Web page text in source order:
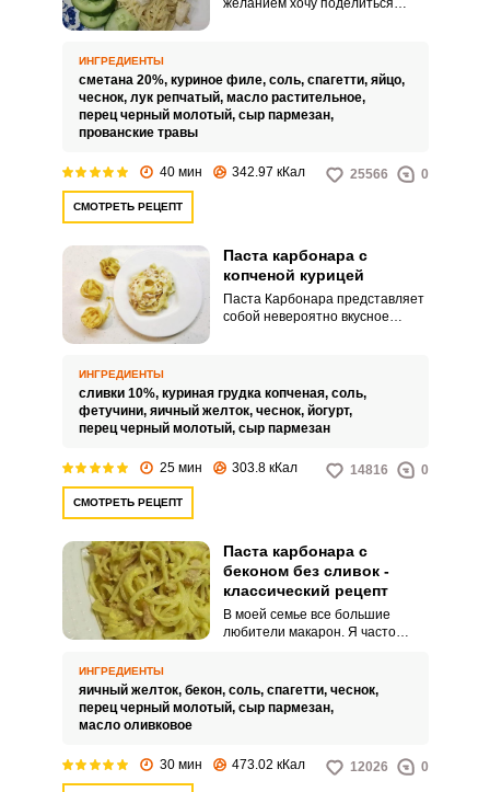
желанием хочу поделиться
абсолютно всем, замечательно
украсит любой праздничный
стол или семейное торжество.
ИНГРЕДИЕНТЫ
сметана 20%, куриное филе, соль, спагетти, яйцо,
чеснок, лук репчатый, масло растительное,
перец черный молотый, сыр пармезан,
прованские травы
40 мин 342.97 кКал 25566 0
СМОТРЕТЬ РЕЦЕПТ
Паста карбонара с
копченой курицей
Паста Карбонара представляет
собой невероятно вкусное
семейный обед. Я предлагаю
приготовить сегодня пасту
Карбонара с копченой курицей.
ИНГРЕДИЕНТЫ
сливки 10%, куриная грудка копченая, соль,
фетучини, яичный желток, чеснок, йогурт,
перец черный молотый, сыр пармезан
25 мин 303.8 кКал 14816 0
СМОТРЕТЬ РЕЦЕПТ
Паста карбонара с
беконом без сливок -
классический рецепт
В моей семье все большие
любители макарон. Я часто
ИНГРЕДИЕНТЫ
яичный желток, бекон, соль, спагетти, чеснок,
перец черный молотый, сыр пармезан,
масло оливковое
30 мин 473.02 кКал 12026 0